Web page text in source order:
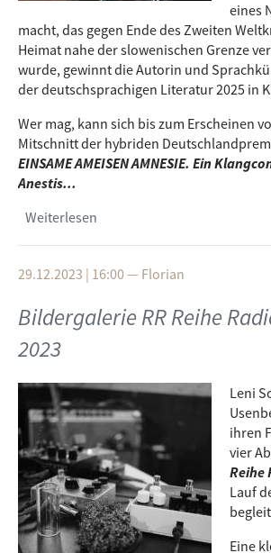
eines
macht, das gegen Ende des Zweiten
Heimat nahe der slowenischen Grenze
wurde, gewinnt dieAutorin und
der deutschsprachigen Literatur 2025 in
Wer mag, kann sich bis zum Erscheinen
Mitschnitt der hybriden
EINSAME AMEISEN AMNESIE. Ein
Anestis...
Weiterlesen
29.12.2023 | 16:00— Florian
Bildergalerie RR Reihe
2023
Leni
ihren
vier
Reihe
Lauf
Eine